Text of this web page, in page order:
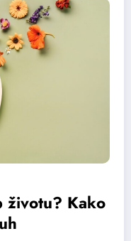
životu? Kako